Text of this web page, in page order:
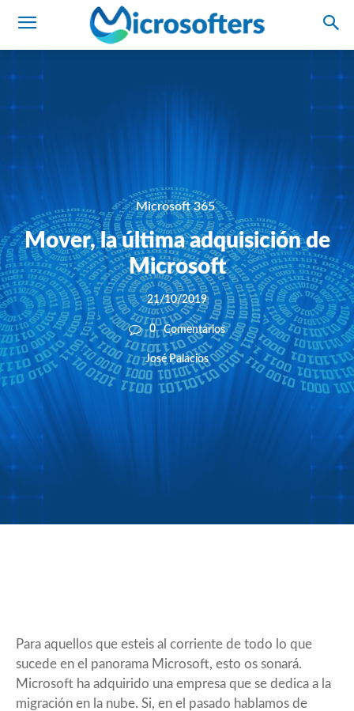
Microsoft 365
Mover, la última adquisición de
Microsoft
21/10/2019
0 Comentarios
José Palacios
Para aquellos que esteis al corriente de todo lo que
sucede en el panorama Microsoft, esto os sonará.
Microsoft ha adquirido una empresa que se dedica a la
migración en la nube. Si, en el pasado hablamos de